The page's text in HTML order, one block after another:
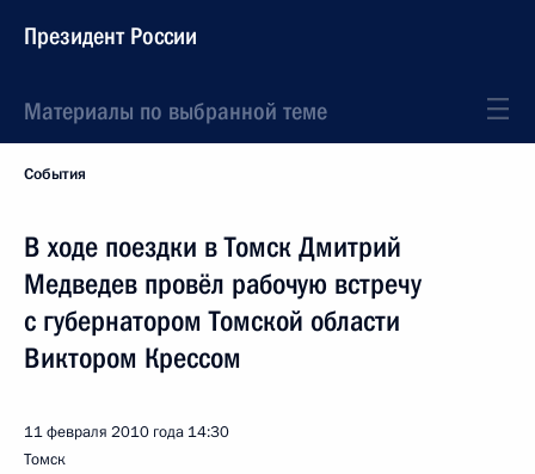
Президент России
Материалы по выбранной теме
События
В ходе поездки в Томск Дмитрий
Медведев провёл рабочую встречу
с губернатором Томской области
Виктором Крессом
11 февраля 2010 года 14:30
Томск